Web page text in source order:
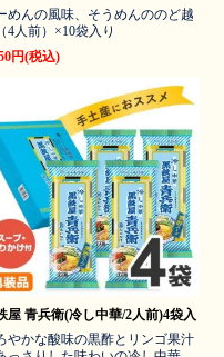
めんの風味、そうめんののど越
4人前）×10袋入り
円(税込)
屋 青兵衛(冷し中華/2人前)4袋入
やかな酸味の黒酢とリンゴ果汁